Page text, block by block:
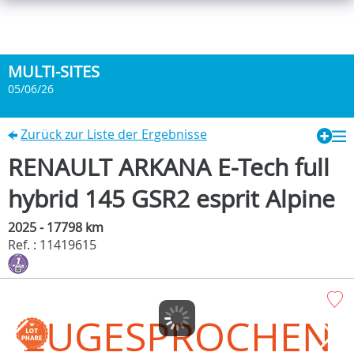
MULTI-SITES
05/06/26
Zurück zur Liste der Ergebnisse
RENAULT ARKANA E-Tech full
hybrid 145 GSR2 esprit Alpine
2025 - 17798 km
Ref. : 11419615
ZUGESPROCHEN